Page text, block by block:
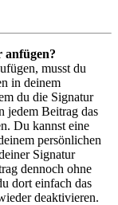
anfügen?
musst du
in deinem
du die Signatur
jedem Beitrag das
Du kannst eine
persönlichen
Signatur
dennoch ohne
dort einfach das
deaktivieren.